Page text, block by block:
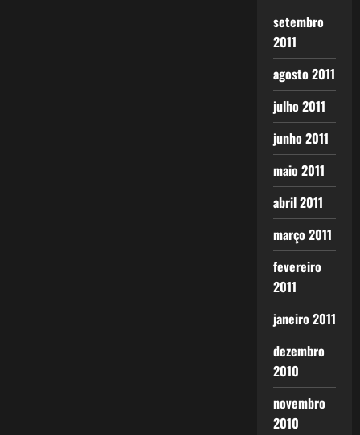
setembro
2011
agosto 2011
julho 2011
junho 2011
maio 2011
abril 2011
março 2011
fevereiro
2011
janeiro 2011
dezembro
2010
novembro
2010